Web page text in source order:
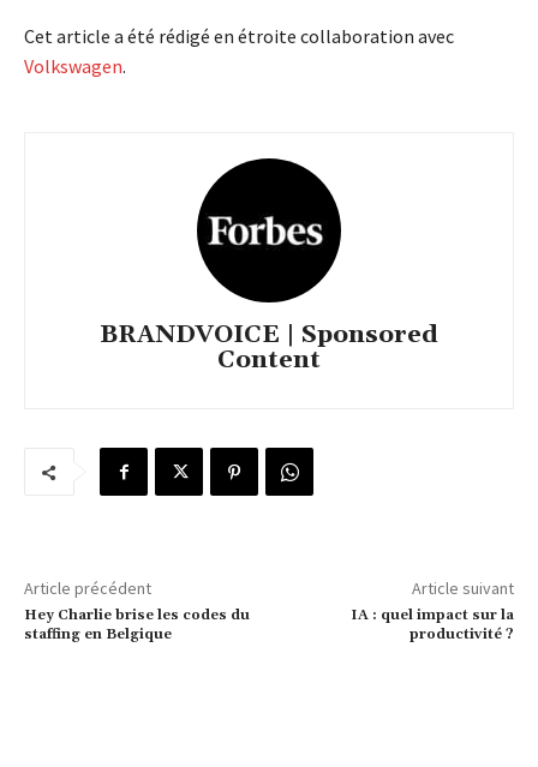
Cet article a été rédigé en étroite collaboration avec
Volkswagen.
BRANDVOICE | Sponsored
Content
Article précédent
Hey Charlie brise les codes du
staffing en Belgique
Article suivant
IA : quel impact sur la
productivité ?